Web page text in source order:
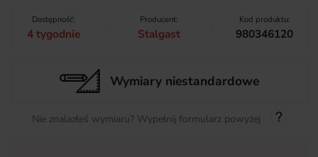
Dostępność:
4 tygodnie
Producent:
Stalgast
Kod produktu:
980346120
Wymiary niestandardowe
Nie znalazłeś wymiaru? Wypełnij formularz powyżej